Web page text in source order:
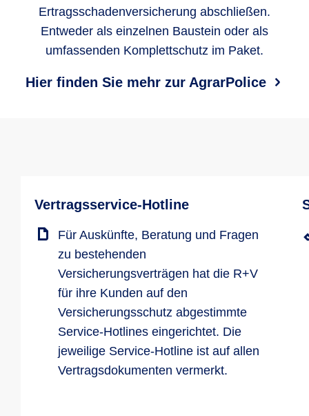
Ertragsschadenversicherung abschließen.
Entweder als einzelnen Baustein oder als
umfassenden Komplettschutz im Paket.
Hier finden Sie mehr zur AgrarPolice
Vertragsservice-Hotline
Für Auskünfte, Beratung und Fragen
zu bestehenden
Versicherungsverträgen hat die R+V
für ihre Kunden auf den
Versicherungsschutz abgestimmte
Service-Hotlines eingerichtet. Die
jeweilige Service-Hotline ist auf allen
Vertragsdokumenten vermerkt.